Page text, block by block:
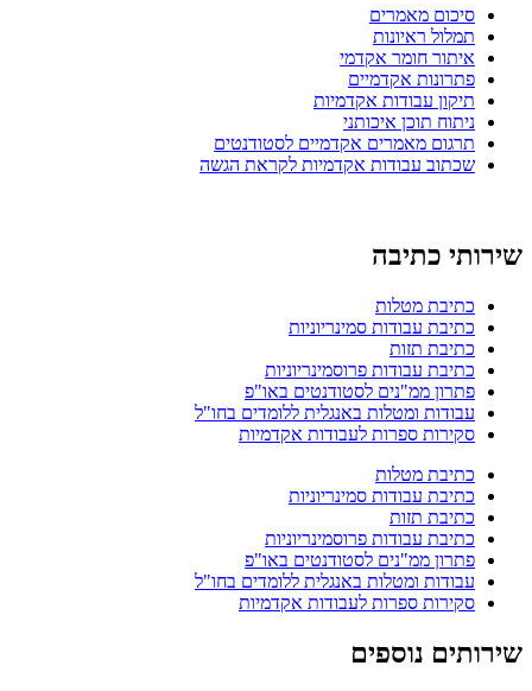
סיכום מאמרים
תמלול ראיונות
איתור חומר אקדמי
פתרונות אקדמיים
תיקון עבודות אקדמיות
ניתוח תוכן איכותני
תרגום מאמרים אקדמיים לסטודנטים
שכתוב עבודות אקדמיות לקראת הגשה
שירותי כתיבה
כתיבת מטלות
כתיבת עבודות סמינריוניות
כתיבת תזות
כתיבת עבודות פרוסמינריוניות
פתרון ממ"נים לסטודנטים באו"פ
עבודות ומטלות באנגלית ללומדים בחו"ל
סקירות ספרות לעבודות אקדמיות
כתיבת מטלות
כתיבת עבודות סמינריוניות
כתיבת תזות
כתיבת עבודות פרוסמינריוניות
פתרון ממ"נים לסטודנטים באו"פ
עבודות ומטלות באנגלית ללומדים בחו"ל
סקירות ספרות לעבודות אקדמיות
שירותים נוספים